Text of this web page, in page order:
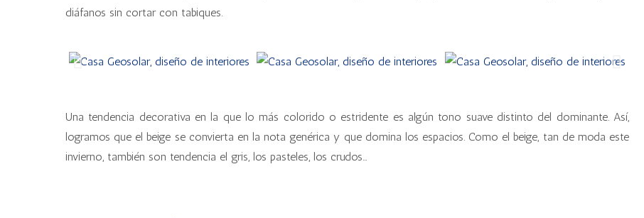
diáfanos sin cortar con tabiques.
Una tendencia decorativa en la que lo más colorido o estridente es algún tono suave distinto del dominante. Así,
logramos que el beige se convierta en la nota genérica y que domina los espacios. Como el beige, tan de moda este
invierno, también son tendencia el gris, los pasteles, los crudos...